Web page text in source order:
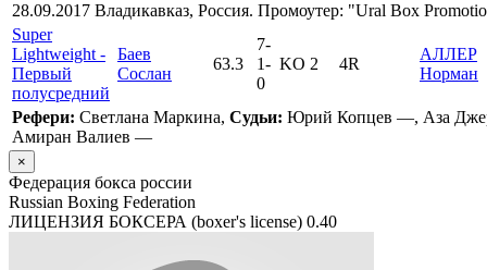
28.09.2017 Владикавказ, Россия. Промоутер: "Ural Box
Super
Lightweight -
Первый
полусредний
Баев
Сослан
63.3
7-
1-
0
KO 2 4R
АЛЛЕР
Норман
Рефери: Светлана Маркина, Судьи: Юрий Копцев —, Аза
Амиран Валиев —
×
Федерация бокса россии
Russian Boxing Federation
ЛИЦЕНЗИЯ БОКСЕРА (boxer's license) 0.40